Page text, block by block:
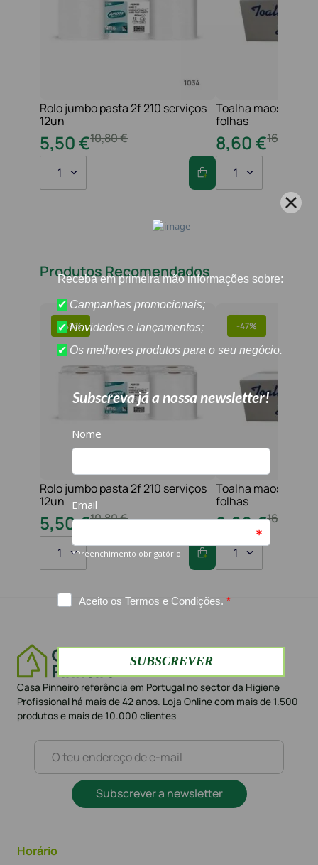
Rolo jumbo pasta 2f 210 serviços
12un
10,80€
5,50€
1
Toalha maos 2f
folhas
16
8,60€
1
Produtos Recomendados
-49%
Rolo jumbo pasta 2f 210 serviços
12un
10,80€
5,50€
1
-47%
Toalha maos 2f
folhas
16
8,60€
1
Casa Pinheiro referência em Portugal no sector da Higiene
Profissional há mais de 42 anos. Loja Online com mais de 1.500
produtos e mais de 10.000 clientes
Subscrever a newsletter
Horário